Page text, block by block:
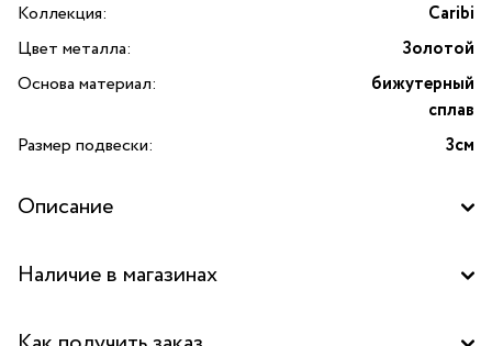
Коллекция:
Caribi
Цвет металла:
Золотой
Основа материал:
бижутерный
сплав
Размер подвески:
3см
Описание
и подвеской-клубникой — это изысканное украшение
кто ценит яркие акценты и индивидуальность в образе.
Наличие в магазинах
Бутик "La Nature" в ТД "Дружба", Москва